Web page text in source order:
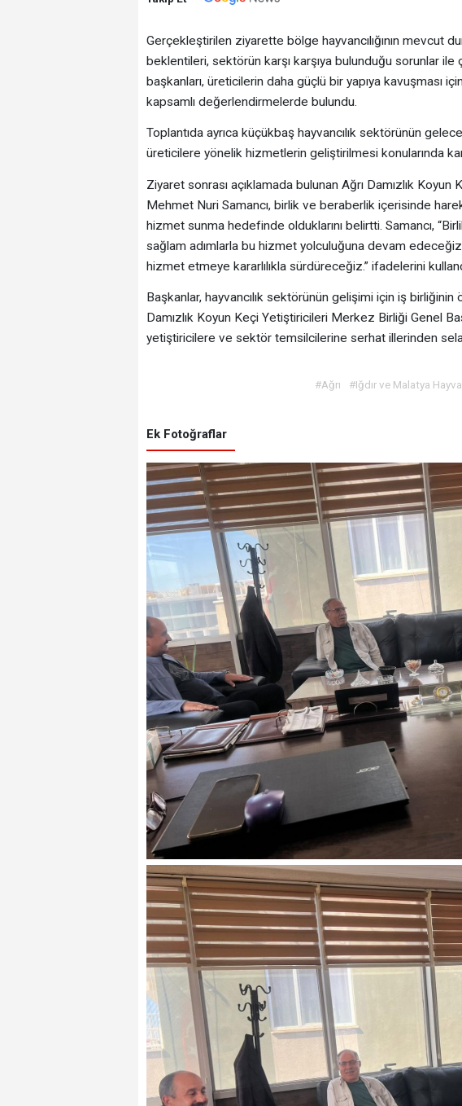
Gerçekleştirilen ziyarette bölge hayvancılığının mevcut
beklentileri, sektörün karşı karşıya bulunduğu sorunlar ile
başkanları, üreticilerin daha güçlü bir yapıya kavuşması
kapsamlı değerlendirmelerde bulundu.
Toplantıda ayrıca küçükbaş hayvancılık sektörünün
üreticilere yönelik hizmetlerin geliştirilmesi konularında
Ziyaret sonrası açıklamada bulunan Ağrı Damızlık
Mehmet Nuri Samancı, birlik ve beraberlik içerisinde
hizmet sunma hedefinde olduklarını belirtti. Samancı,
sağlam adımlarla bu hizmet yolculuğuna devam
hizmet etmeye kararlılıkla sürdüreceğiz.” ifadelerini
Başkanlar, hayvancılık sektörünün gelişimi için iş
Damızlık Koyun Keçi Yetiştiricileri Merkez Birliği Genel
yetiştiricilere ve sektör temsilcilerine serhat illerinden
#Ağrı #Iğdır ve Malatya
Ek Fotoğraflar